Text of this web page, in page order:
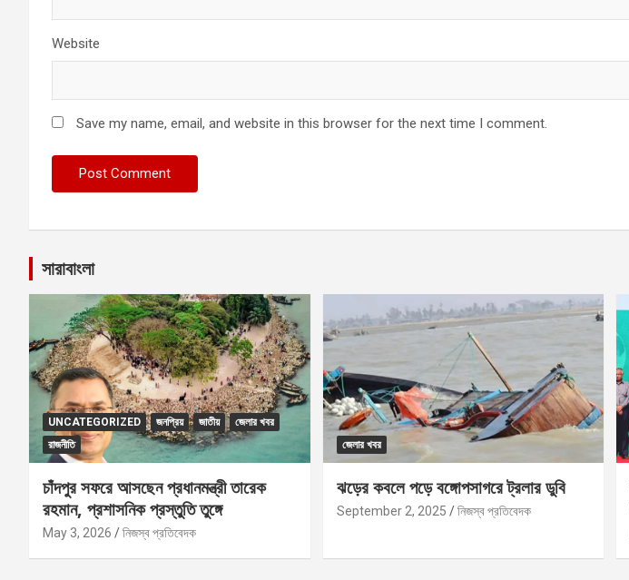
Website
Save my name, email, and website in this browser for the next time I comment.
সারাবাংলা
UNCATEGORIZED জনপ্রিয় জাতীয়
জেলার খবর
রাজনীতি
চাঁদপুর সফরে আসছেন প্রধানমন্ত্রী তারেক
রহমান, প্রশাসনিক প্রস্তুতি তুঙ্গে
May 3, 2026 নিজস্ব প্রতিবেদক
জেলার খবর
ঝড়ের কবলে পড়ে বঙ্গোপসাগরে ট্রলার ডুবি
September 2, 2025 নিজস্ব প্রতিবেদক